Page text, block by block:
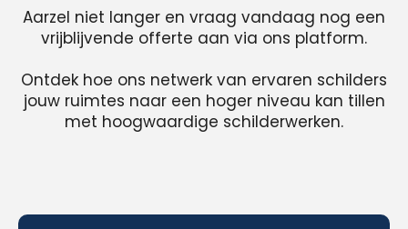
Aarzel niet langer en vraag vandaag nog een
vrijblijvende offerte aan via ons platform.
Ontdek hoe ons netwerk van ervaren schilders
jouw ruimtes naar een hoger niveau kan tillen
met hoogwaardige schilderwerken.